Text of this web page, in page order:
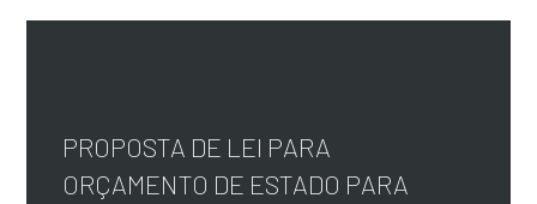
PROPOSTA DE LEI PARA
ORÇAMENTO DE ESTADO PARA